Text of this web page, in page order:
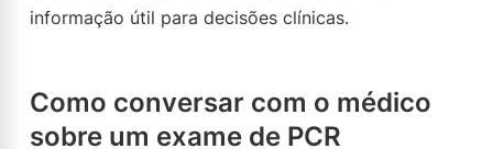
informação útil para decisões clínicas.
Como conversar com o médico
sobre um exame de PCR